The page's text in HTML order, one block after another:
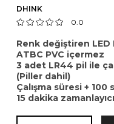
DHINK
0.0
Renk değiştiren LED
ATBC PVC içermez
3 adet LR44 pil ile
(Piller dahil)
Çalışma süresi + 100
15 dakika zamanlayıcı